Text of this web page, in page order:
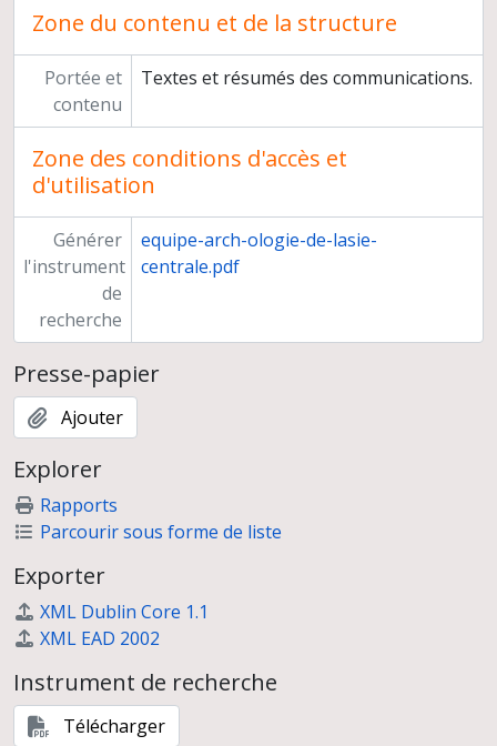
Zone du contenu et de la structure
Portée et
contenu
Textes et résumés des communications.
Zone des conditions d'accès et
d'utilisation
Générer
l'instrument
de
recherche
equipe-arch-ologie-de-lasie-
centrale.pdf
Presse-papier
Ajouter
Explorer
Rapports
Parcourir sous forme de liste
Exporter
XML Dublin Core 1.1
XML EAD 2002
Instrument de recherche
Télécharger